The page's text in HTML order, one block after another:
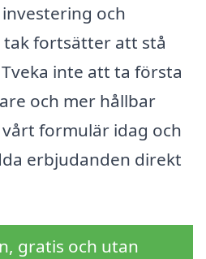
och
fortsätter att stå
inte att ta första
och mer hållbar
formulär idag och
erbjudanden direkt
gratis och utan